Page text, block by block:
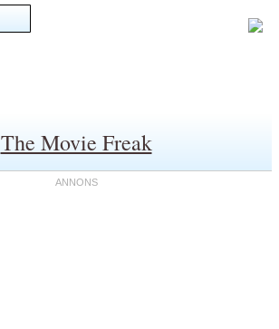
The Movie Freak